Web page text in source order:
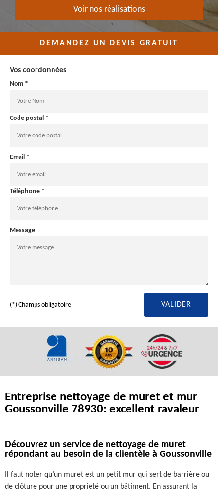
Voir nos réalisations
DEMANDEZ UN DEVIS GRATUIT
Vos coordonnées
Nom *
Code postal *
Email *
Téléphone *
Message
(*) Champs obligatoire
Entreprise nettoyage de muret et mur
Goussonville 78930: excellent ravaleur
Découvrez un service de nettoyage de muret
répondant au besoin de la clientèle à Goussonville
Il faut noter qu’un muret est un petit mur qui sert de barrière ou
de clôture pour une propriété ou un bâtiment. En assurant la